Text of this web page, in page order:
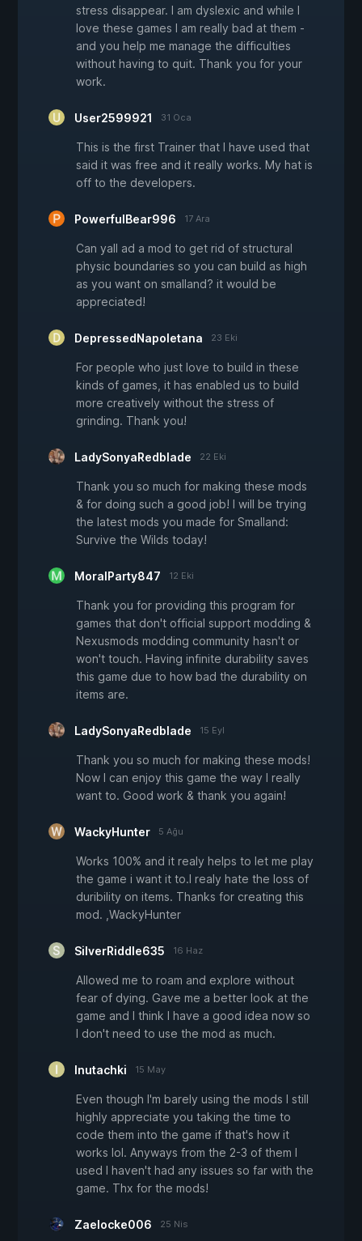
stress disappear. I am dyslexic and while I
love these games I am really bad at them -
and you help me manage the difficulties
without having to quit. Thank you for your
work.
User2599921 31 Oca
This is the first Trainer that I have used that
said it was free and it really works. My hat is
off to the developers.
PowerfulBear996 17 Ara
Can yall ad a mod to get rid of structural
physic boundaries so you can build as high
as you want on smalland? it would be
appreciated!
DepressedNapoletana 23 Eki
For people who just love to build in these
kinds of games, it has enabled us to build
more creatively without the stress of
grinding. Thank you!
LadySonyaRedblade 22 Eki
Thank you so much for making these mods
& for doing such a good job! I will be trying
the latest mods you made for Smalland:
Survive the Wilds today!
MoralParty847 12 Eki
Thank you for providing this program for
games that don't official support modding &
Nexusmods modding community hasn't or
won't touch. Having infinite durability saves
this game due to how bad the durability on
items are.
LadySonyaRedblade 15 Eyl
Thank you so much for making these mods!
Now I can enjoy this game the way I really
want to. Good work & thank you again!
WackyHunter 5 Ağu
Works 100% and it realy helps to let me play
the game i want it to.I realy hate the loss of
duribility on items. Thanks for creating this
mod. ,WackyHunter
SilverRiddle635 16 Haz
Allowed me to roam and explore without
fear of dying. Gave me a better look at the
game and I think I have a good idea now so
I don't need to use the mod as much.
Inutachki 15 May
Even though I'm barely using the mods I still
highly appreciate you taking the time to
code them into the game if that's how it
works lol. Anyways from the 2-3 of them I
used I haven't had any issues so far with the
game. Thx for the mods!
Zaelocke006 25 Nis